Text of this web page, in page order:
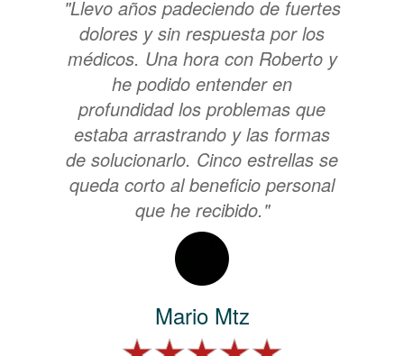
"Llevo años padeciendo de fuertes
dolores y sin respuesta por los
médicos. Una hora con Roberto y
he podido entender en
profundidad los problemas que
estaba arrastrando y las formas
de solucionarlo. Cinco estrellas se
queda corto al beneficio personal
que he recibido."
Mario Mtz